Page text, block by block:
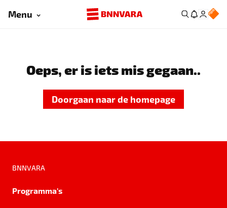
Menu
Oeps, er is iets mis gegaan..
Doorgaan naar de homepage
BNNVARA
Programma's